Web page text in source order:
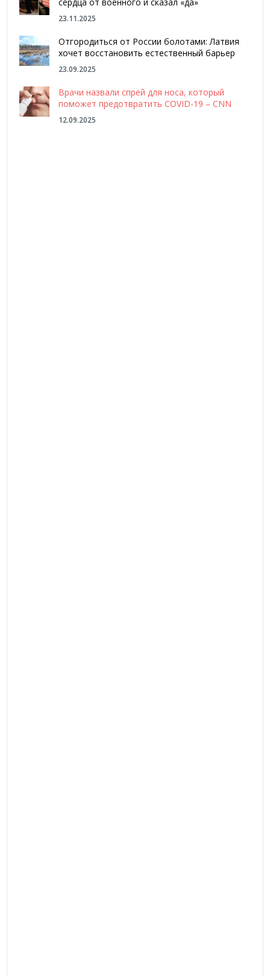
23.11.2025
Отгородиться от России болотами: Латвия
хочет восстановить естественный барьер
23.09.2025
Врачи назвали спрей для носа, который
поможет предотвратить COVID-19 – CNN
12.09.2025